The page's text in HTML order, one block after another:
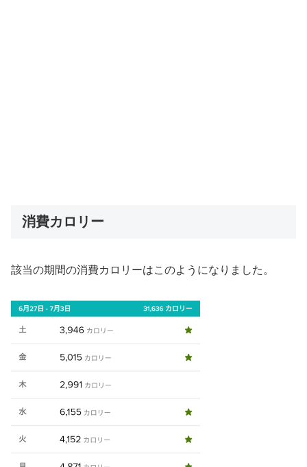
消費カロリー
該当の期間の消費カロリーはこのようになりました。